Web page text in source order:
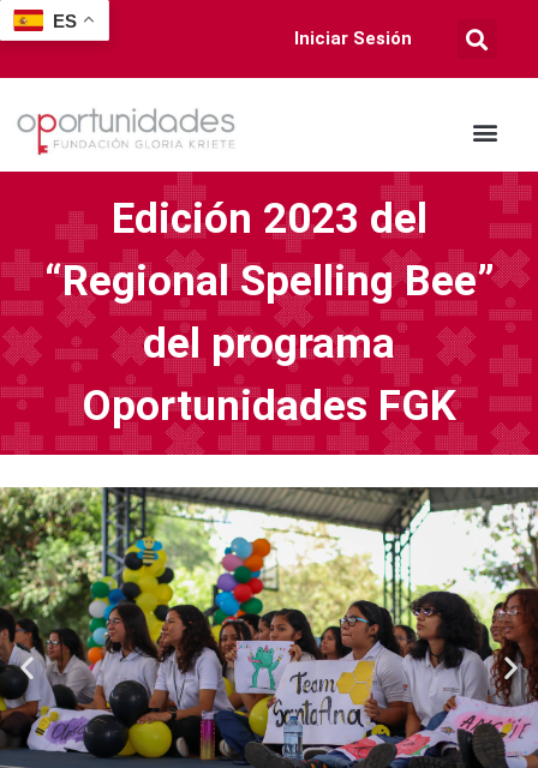
Iniciar Sesión
Edición 2023 del
“Regional Spelling Bee”
del programa
Oportunidades FGK
ES